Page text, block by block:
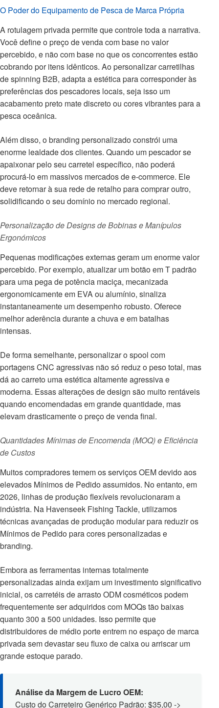
O Poder do Equipamento de Pesca de Marca Própria
A rotulagem privada permite que controle toda a narrativa.
Você define o preço de venda com base no valor
percebido, e não com base no que os concorrentes estão
cobrando por itens idênticos. Ao personalizar carretilhas
de spinning B2B, adapta a estética para corresponder às
preferências dos pescadores locais, seja isso um
acabamento preto mate discreto ou cores vibrantes para a
pesca oceânica.
Além disso, o branding personalizado constrói uma
enorme lealdade dos clientes. Quando um pescador se
apaixonar pelo seu carretel específico, não poderá
procurá-lo em massivos mercados de e-commerce. Ele
deve retornar à sua rede de retalho para comprar outro,
solidificando o seu domínio no mercado regional.
Personalização de Designs de Bobinas e Manípulos
Ergonómicos
Pequenas modificações externas geram um enorme valor
percebido. Por exemplo, atualizar um botão em T padrão
para uma pega de potência maciça, mecanizada
ergonomicamente em EVA ou alumínio, sinaliza
instantaneamente um desempenho robusto. Oferece
melhor aderência durante a chuva e em batalhas
intensas.
De forma semelhante, personalizar o spool com
portagens CNC agressivas não só reduz o peso total, mas
dá ao carreto uma estética altamente agressiva e
moderna. Essas alterações de design são muito rentáveis
quando encomendadas em grande quantidade, mas
elevam drasticamente o preço de venda final.
Quantidades Mínimas de Encomenda (MOQ) e Eficiência
de Custos
Muitos compradores temem os serviços OEM devido aos
elevados Mínimos de Pedido assumidos. No entanto, em
2026, linhas de produção flexíveis revolucionaram a
indústria. Na Havenseek Fishing Tackle, utilizamos
técnicas avançadas de produção modular para reduzir os
Mínimos de Pedido para cores personalizadas e
branding.
Embora as ferramentas internas totalmente
personalizadas ainda exijam um investimento significativo
inicial, os carretéis de arrasto ODM cosméticos podem
frequentemente ser adquiridos com MOQs tão baixas
quanto 300 a 500 unidades. Isso permite que
distribuidores de médio porte entrem no espaço de marca
privada sem devastar seu fluxo de caixa ou arriscar um
grande estoque parado.
Análise da Margem de Lucro OEM:
Custo do Carreteiro Genérico Padrão: $35,00 ->